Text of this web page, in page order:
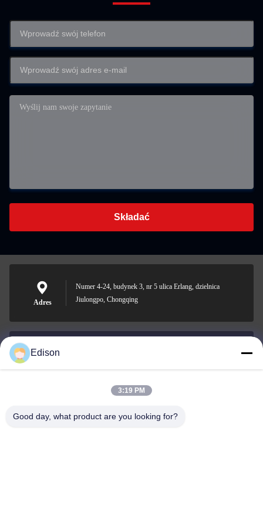
Składać
Adres
Numer 4-24, budynek 3, nr 5 ulica Erlang, dzielnica
Jiulongpo, Chongqing
Wiadomość
Edison
3:19 PM
Good day, what product are you looking for?